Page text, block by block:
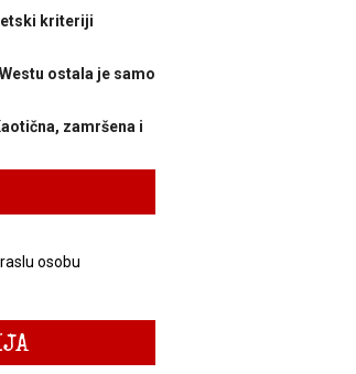
kriteriji
Westu ostala je samo
zamršena i
osobu